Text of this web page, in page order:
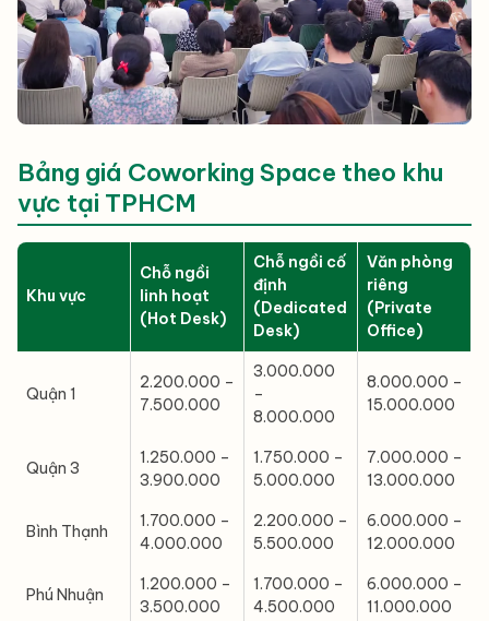
Bảng giá Coworking Space theo khu
vực tại TPHCM
Khu vực
Chỗ ngồi
linh hoạt
(Hot Desk)
Chỗ ngồi cố
định
(Dedicated
Desk)
Văn phòng
riêng
(Private
Office)
Quận 1
2.200.000 –
7.500.000
3.000.000
–
8.000.000
8.000.000 –
15.000.000
Quận 3
1.250.000 –
3.900.000
1.750.000 –
5.000.000
7.000.000 –
13.000.000
Bình Thạnh
1.700.000 –
4.000.000
2.200.000 –
5.500.000
6.000.000 –
12.000.000
Phú Nhuận
1.200.000 –
3.500.000
1.700.000 –
4.500.000
6.000.000 –
11.000.000